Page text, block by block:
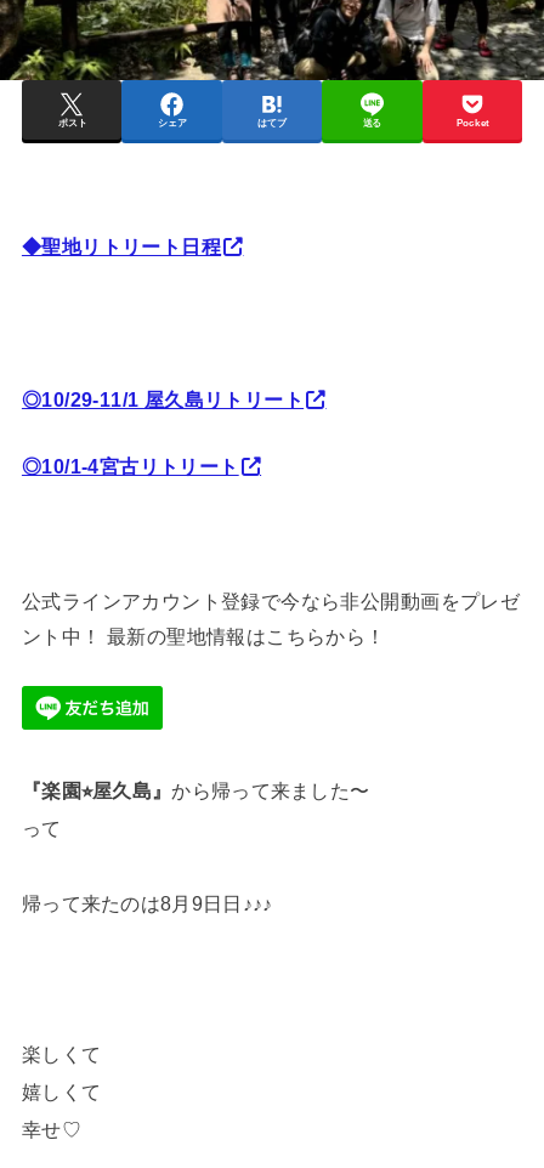
ポスト シェア はてブ 送る Pocket
◆聖地リトリート日程
◎10/29-11/1 屋久島リトリート
◎10/1-4宮古リトリート
公式ラインアカウント登録で今なら非公開動画をプレゼ
ント中！ 最新の聖地情報はこちらから！
『楽園⭐︎屋久島』から帰って来ました〜
って
帰って来たのは8月9日日♪♪♪
楽しくて
嬉しくて
幸せ♡